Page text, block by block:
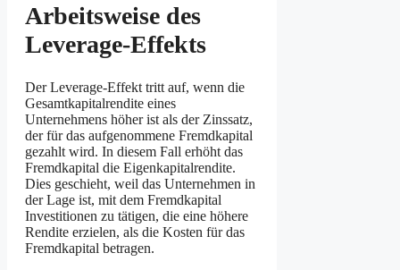
Arbeitsweise des
Leverage-Effekts
Der Leverage-Effekt tritt auf, wenn die
Gesamtkapitalrendite eines
Unternehmens höher ist als der Zinssatz,
der für das aufgenommene Fremdkapital
gezahlt wird. In diesem Fall erhöht das
Fremdkapital die Eigenkapitalrendite.
Dies geschieht, weil das Unternehmen in
der Lage ist, mit dem Fremdkapital
Investitionen zu tätigen, die eine höhere
Rendite erzielen, als die Kosten für das
Fremdkapital betragen.